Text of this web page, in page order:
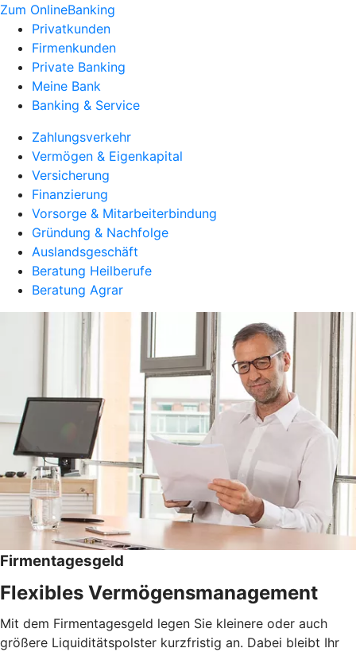
Zum OnlineBanking
Privatkunden
Firmenkunden
Private Banking
Meine Bank
Banking & Service
Zahlungsverkehr
Vermögen & Eigenkapital
Versicherung
Finanzierung
Vorsorge & Mitarbeiterbindung
Gründung & Nachfolge
Auslandsgeschäft
Beratung Heilberufe
Beratung Agrar
Firmentagesgeld
Flexibles Vermögensmanagement
Mit dem Firmentagesgeld legen Sie kleinere oder auch
größere Liquiditätspolster kurzfristig an. Dabei bleibt Ihr